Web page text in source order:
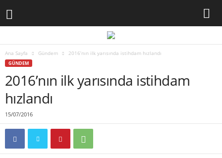
Ana Sayfa Gündem 2016’nın ilk yarısında istihdam hızlandı
GÜNDEM
2016’nın ilk yarısında istihdam
hızlandı
15/07/2016